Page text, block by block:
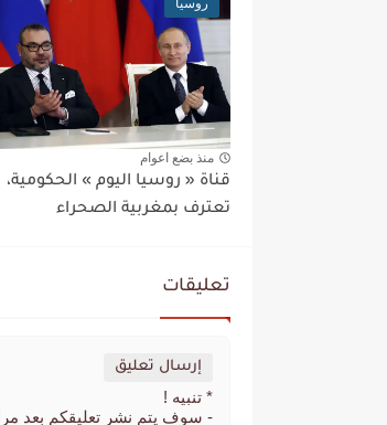
منذ بضع اعوام
قناة « روسيا اليوم » الحكومية،
تعترف بمغربية الصحراء
تعليقات
إرسال تعليق
* تنبيه !
- سوف يتم نشر تعليقكم بعد